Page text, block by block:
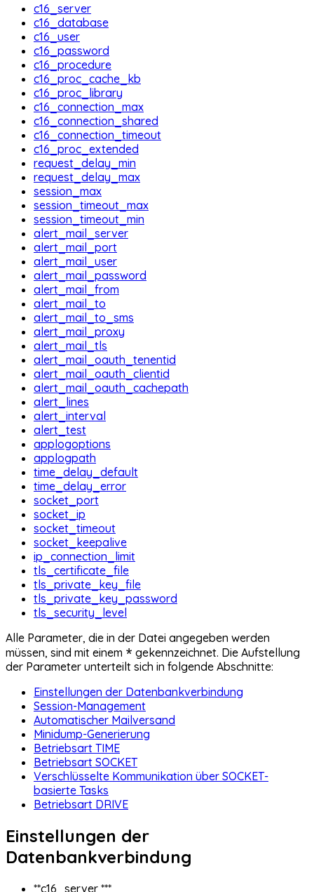
c16_server
c16_database
c16_user
c16_password
c16_procedure
c16_proc_cache_kb
c16_proc_library
c16_connection_max
c16_connection_shared
c16_connection_timeout
c16_proc_extended
request_delay_min
request_delay_max
session_max
session_timeout_max
session_timeout_min
alert_mail_server
alert_mail_port
alert_mail_user
alert_mail_password
alert_mail_from
alert_mail_to
alert_mail_to_sms
alert_mail_proxy
alert_mail_tls
alert_mail_oauth_tenentid
alert_mail_oauth_clientid
alert_mail_oauth_cachepath
alert_lines
alert_interval
alert_test
applogoptions
applogpath
time_delay_default
time_delay_error
socket_port
socket_ip
socket_timeout
socket_keepalive
ip_connection_limit
tls_certificate_file
tls_private_key_file
tls_private_key_password
tls_security_level
Alle Parameter, die in der Datei angegeben werden
müssen, sind mit einem * gekennzeichnet. Die Aufstellung
der Parameter unterteilt sich in folgende Abschnitte:
Einstellungen der Datenbankverbindung
Session-Management
Automatischer Mailversand
Minidump-Generierung
Betriebsart TIME
Betriebsart SOCKET
Verschlüsselte Kommunikation über SOCKET-
basierte Tasks
Betriebsart DRIVE
Einstellungen der
Datenbankverbindung
**c16_server ***